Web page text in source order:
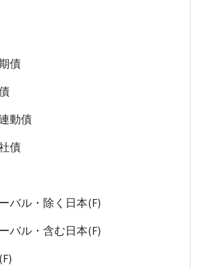
債
動債
債
バル・除く日本(F)
バル・含む日本(F)